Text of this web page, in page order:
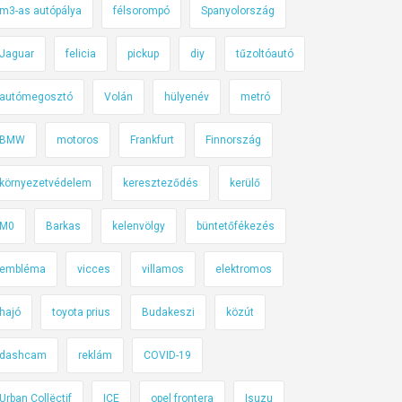
m3-as autópálya félsorompó Spanyolország
Jaguar felicia pickup diy tűzoltóautó
autómegosztó Volán hülyenév metró
BMW motoros Frankfurt Finnország
környezetvédelem kereszteződés kerülő
M0 Barkas kelenvölgy büntetőfékezés
embléma vicces villamos elektromos
hajó toyota prius Budakeszi közút
dashcam reklám COVID-19
Urban Collëctif ICE opel frontera Isuzu